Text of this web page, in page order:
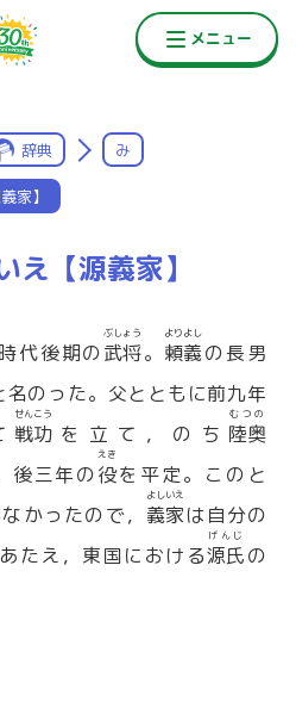
辞典 み
家】
え【源義家】
代後期の武将
ぶしょう
。 頼義
よりよし
の長男
名のった。父とともに前九年
戦功
せんこう
を立て，のち 陸奥
むつの
後三年の役
えき
を平定。このと
かったので， 義家
よしいえ
は自分の
たえ，東国における源氏
げんじ
の